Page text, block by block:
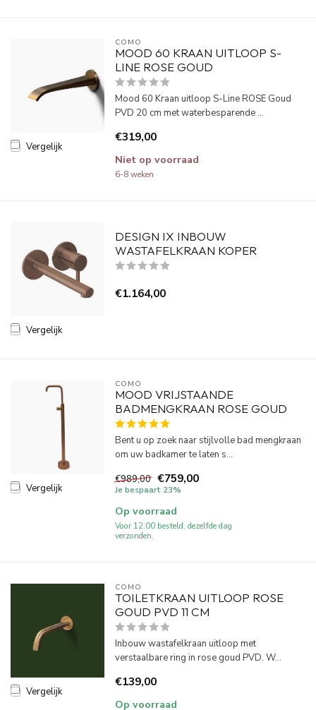
Vergelijk
COMO
MOOD 60 KRAAN UITLOOP S-
LINE ROSE GOUD
Mood 60 Kraan uitloop S-Line ROSE Goud
PVD 20 cm met waterbesparende ...
€319,00
Niet op voorraad
6-8 weken
Vergelijk
DESIGN IX INBOUW
WASTAFELKRAAN KOPER
€1.164,00
Vergelijk
COMO
MOOD VRIJSTAANDE
BADMENGKRAAN ROSE GOUD
Bent u op zoek naar stijlvolle bad mengkraan
om uw badkamer te laten s...
€989,00 €759,00
Je bespaart 23%
Op voorraad
Voor 12:00 besteld, dezelfde dag
verzonden.
Vergelijk
COMO
TOILETKRAAN UITLOOP ROSE
GOUD PVD 11 CM
Inbouw wastafelkraan uitloop met
verstaalbare ring in rose goud PVD. W...
€139,00
Op voorraad